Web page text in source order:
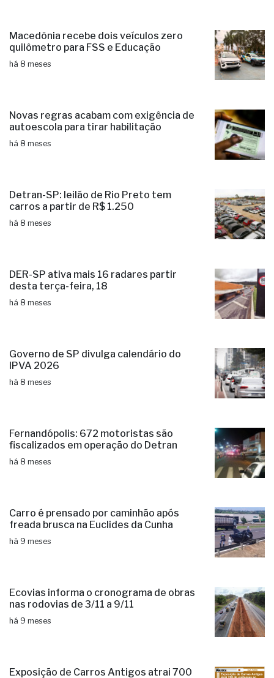
Macedônia recebe dois veículos zero
quilômetro para FSS e Educação
há 8 meses
Novas regras acabam com exigência de
autoescola para tirar habilitação
há 8 meses
Detran-SP: leilão de Rio Preto tem
carros a partir de R$ 1.250
há 8 meses
DER-SP ativa mais 16 radares partir
desta terça-feira, 18
há 8 meses
Governo de SP divulga calendário do
IPVA 2026
há 8 meses
Fernandópolis: 672 motoristas são
fiscalizados em operação do Detran
há 8 meses
Carro é prensado por caminhão após
freada brusca na Euclides da Cunha
há 9 meses
Ecovias informa o cronograma de obras
nas rodovias de 3/11 a 9/11
há 9 meses
Exposição de Carros Antigos atrai 700